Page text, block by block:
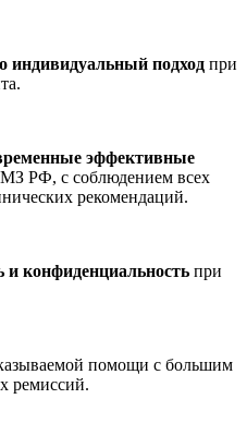
индивидуальный подход при
эффективные
РФ, с соблюдением всех
рекомендаций.
и конфиденциальность при
помощи с большим
ремиссий.